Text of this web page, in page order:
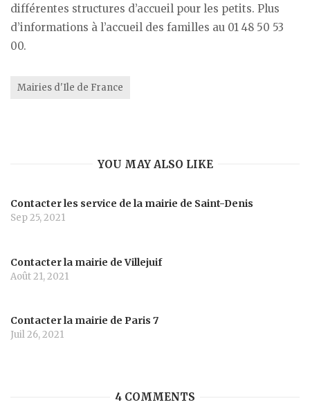
différentes structures d’accueil pour les petits. Plus
d’informations à l’accueil des familles au 01 48 50 53
00.
Mairies d'Ile de France
YOU MAY ALSO LIKE
Contacter les service de la mairie de Saint-Denis
Sep 25, 2021
Contacter la mairie de Villejuif
Août 21, 2021
Contacter la mairie de Paris 7
Juil 26, 2021
4 COMMENTS